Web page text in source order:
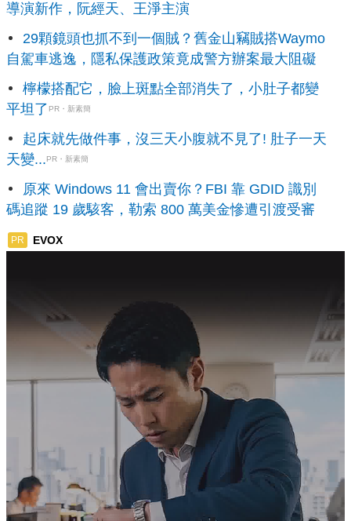
導演新作，阮經天、王淨主演
29顆鏡頭也抓不到一個賊？舊金山竊賊搭Waymo
自駕車逃逸，隱私保護政策竟成警方辦案最大阻礙
檸檬搭配它，臉上斑點全部消失了，小肚子都變
平坦了 PR・新素簡
起床就先做件事，沒三天小腹就不見了! 肚子一天
天變...PR・新素簡
原來 Windows 11 會出賣你？FBI 靠 GDID 識別
碼追蹤 19 歲駭客，勒索 800 萬美金慘遭引渡受審
PR EVOX